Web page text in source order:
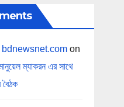
on
ম্যাকরন এর সাথে